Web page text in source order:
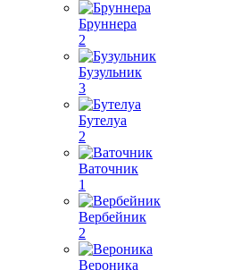
Бруннера
2
Бузульник
3
Бутелуа
2
Ваточник
1
Вербейник
2
Вероника